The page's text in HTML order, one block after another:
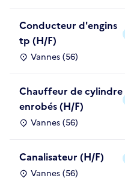
Conducteur d'engins
tp (H/F)
Vannes (56)
Chauffeur de cylindre
enrobés (H/F)
Vannes (56)
Canalisateur (H/F)
Vannes (56)